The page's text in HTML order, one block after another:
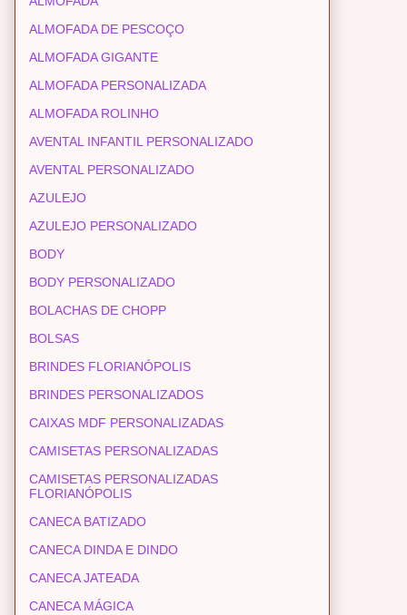
ALMOFADA DE PESCOÇO
ALMOFADA GIGANTE
ALMOFADA PERSONALIZADA
ALMOFADA ROLINHO
AVENTAL INFANTIL PERSONALIZADO
AVENTAL PERSONALIZADO
AZULEJO
AZULEJO PERSONALIZADO
BODY
BODY PERSONALIZADO
BOLACHAS DE CHOPP
BOLSAS
BRINDES FLORIANÓPOLIS
BRINDES PERSONALIZADOS
CAIXAS MDF PERSONALIZADAS
CAMISETAS PERSONALIZADAS
CAMISETAS PERSONALIZADAS
FLORIANÓPOLIS
CANECA BATIZADO
CANECA DINDA E DINDO
CANECA JATEADA
CANECA MÁGICA